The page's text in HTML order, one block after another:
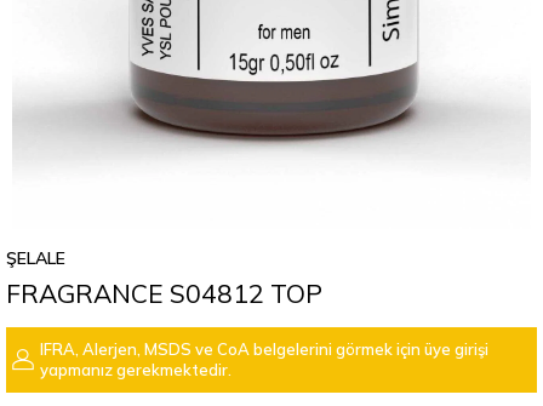
ŞELALE
FRAGRANCE S04812 TOP
IFRA, Alerjen, MSDS ve CoA belgelerini görmek için üye girişi
yapmanız gerekmektedir.